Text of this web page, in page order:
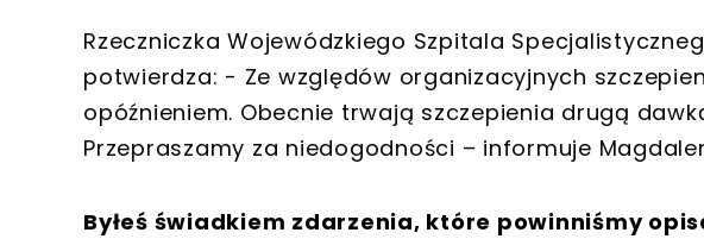
Rzeczniczka Wojewódzkiego Szpitala
potwierdza: - Ze względów organizacyjnych
opóźnieniem. Obecnie trwają szczepienia drugą
Przepraszamy za niedogodności – informuje
Byłeś świadkiem zdarzenia, które powinniśmy